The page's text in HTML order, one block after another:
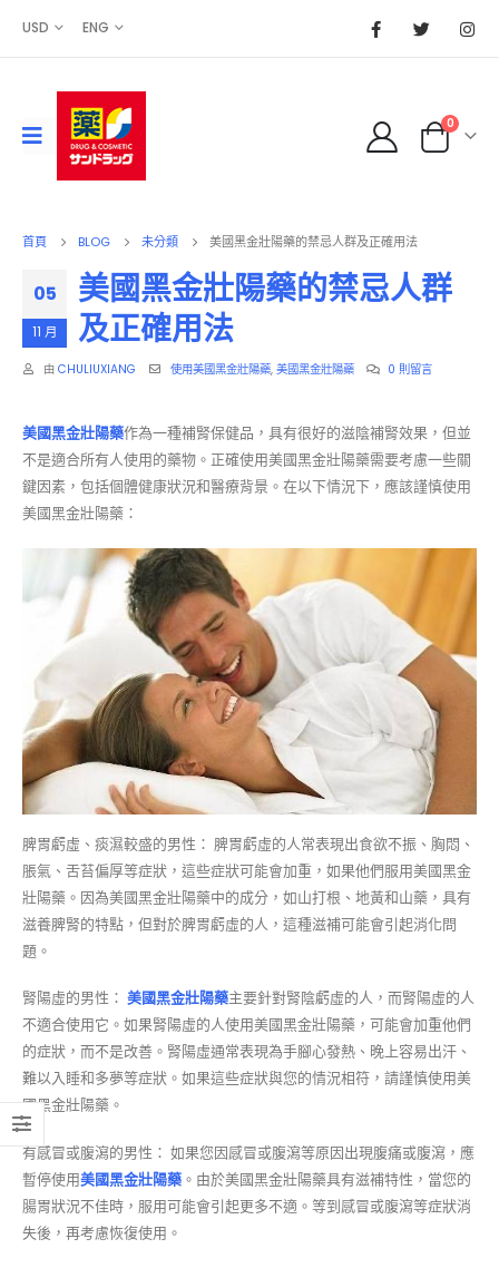
USD ENG
0
首頁 BLOG 未分類 美國黑金壯陽藥的禁忌人群及正確用法
05
11 月
美國黑金壯陽藥的禁忌人群
及正確用法
由 CHULIUXIANG 使用美國黑金壯陽藥, 美國黑金壯陽藥 0 則留言
美國黑金壯陽藥作為一種補腎保健品，具有很好的滋陰補腎效果，但並
不是適合所有人使用的藥物。正確使用美國黑金壯陽藥需要考慮一些關
鍵因素，包括個體健康狀況和醫療背景。在以下情況下，應該謹慎使用
美國黑金壯陽藥：
脾胃虧虛、痰濕較盛的男性： 脾胃虧虛的人常表現出食欲不振、胸悶、
脹氣、舌苔偏厚等症狀，這些症狀可能會加重，如果他們服用美國黑金
壯陽藥。因為美國黑金壯陽藥中的成分，如山打根、地黃和山藥，具有
滋養脾腎的特點，但對於脾胃虧虛的人，這種滋補可能會引起消化問
題。
腎陽虛的男性： 美國黑金壯陽藥主要針對腎陰虧虛的人，而腎陽虛的人
不適合使用它。如果腎陽虛的人使用美國黑金壯陽藥，可能會加重他們
的症狀，而不是改善。腎陽虛通常表現為手腳心發熱、晚上容易出汗、
難以入睡和多夢等症狀。如果這些症狀與您的情況相符，請謹慎使用美
國黑金壯陽藥。
有感冒或腹瀉的男性： 如果您因感冒或腹瀉等原因出現腹痛或腹瀉，應
暫停使用美國黑金壯陽藥 。由於美國黑金壯陽藥具有滋補特性，當您的
腸胃狀況不佳時，服用可能會引起更多不適。等到感冒或腹瀉等症狀消
失後，再考慮恢復使用。